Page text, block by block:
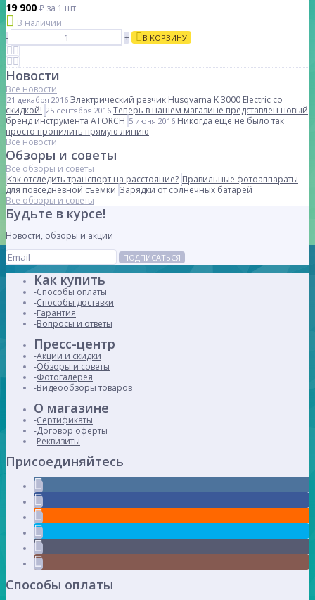
19 900 ₽ за 1 шт
В наличии
-
+ В КОРЗИНУ
Новости
Все новости
21 декабря 2016 Электрический резчик Husqvarna K 3000 Electric со
скидкой! 25 сентября 2016 Теперь в нашем магазине представлен новый
бренд инструмента ATORCH 5 июня 2016 Никогда еще не было так
просто пропилить прямую линию
Все новости
Обзоры и советы
Все обзоры и советы
Как отследить транспорт на расстояние? Правильные фотоаппараты
для повседневной съемки Зарядки от солнечных батарей
Все обзоры и советы
Будьте в курсе!
Новости, обзоры и акции
ПОДПИСАТЬСЯ
Как купить
Способы оплаты
Способы доставки
Гарантия
Вопросы и ответы
Пресс-центр
Акции и скидки
Обзоры и советы
Фотогалерея
Видеообзоры товаров
О магазине
Сертификаты
Договор оферты
Реквизиты
Присоединяйтесь
Способы оплаты